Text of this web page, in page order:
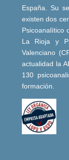
España. Su
existen dos
Psicoanalítico
La Rioja y
Valenciano
actualidad la
130
formación.